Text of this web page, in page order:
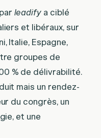
leadify a ciblé
et libéraux, sur
Italie, Espagne,
groupes de
% de délivrabilité.
mais un rendez-
du congrès, un
et une